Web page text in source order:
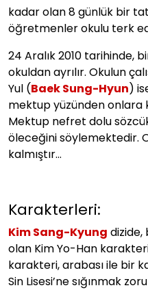
kadar olan 8 günlük bir
öğretmenler okulu terk
24 Aralık 2010 tarihinde,
okuldan ayrılır. Okulun
Yul (Baek Sung-Hyun)
mektup yüzünden onlara
Mektup nefret dolu
öleceğini söylemektedir.
kalmıştır…
Karakterleri:
Kim Sang-Kyung
olan Kim Yo-Han
karakteri, arabası ile bir
Sin Lisesi’ne sığınmak